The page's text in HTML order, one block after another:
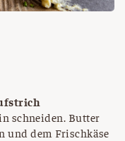
schneiden. Butter
und dem Frischkäse